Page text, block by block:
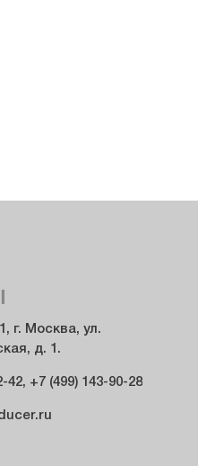
г. Москва, ул.
д. 1.
42, +7 (499) 143-90-28